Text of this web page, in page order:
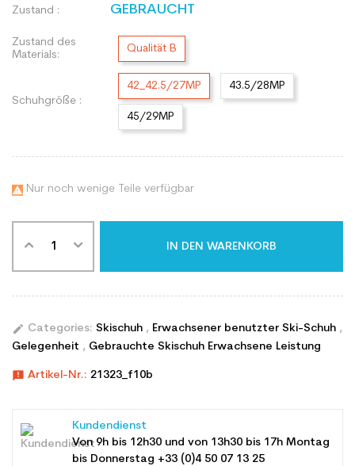
Zustand : GEBRAUCHT
Zustand des
Materials:
Qualität B
Schuhgröße :
42_42.5/27MP 43.5/28MP
45/29MP
 Nur noch wenige Teile verfügbar
IN DEN WARENKORB
edit Categories: Skischuh , Erwachsener benutzter Ski-Schuh ,
Gelegenheit , Gebrauchte Skischuh Erwachsene Leistung
announcement Artikel-Nr.: 21323_f10b
Kundendienst
Von 9h bis 12h30 und von 13h30 bis 17h Montag
bis Donnerstag +33 (0)4 50 07 13 25